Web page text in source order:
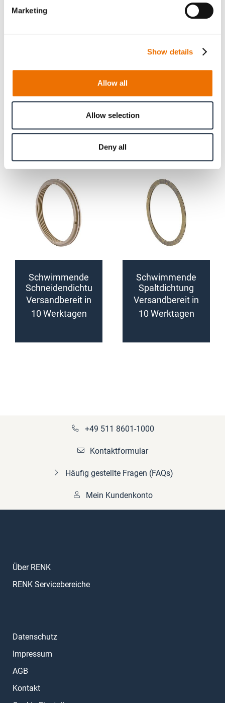
Marketing
Show details
Allow all
Allow selection
Deny all
Ø 140 (200140489), Ø160 (200140537), Ø 180
(200248662), Ø 200 (200140331), Ø 225 (200140348),
Ø 250 (200140458), Ø 280 (200140355), Ø 300
Produktinformationen
Verwandte Artikel
Schwimmende
Schneidendichtu
ng
(konfigurierbar)
Versandbereit in
10 Werktagen
Schwimmende
Spaltdichtung
(konfigurierbar)
Versandbereit in
10 Werktagen
+49 511 8601-1000
Kontaktformular
Häufig gestellte Fragen (FAQs)
Mein Kundenkonto
Über RENK
RENK Servicebereiche
Datenschutz
Impressum
AGB
Kontakt